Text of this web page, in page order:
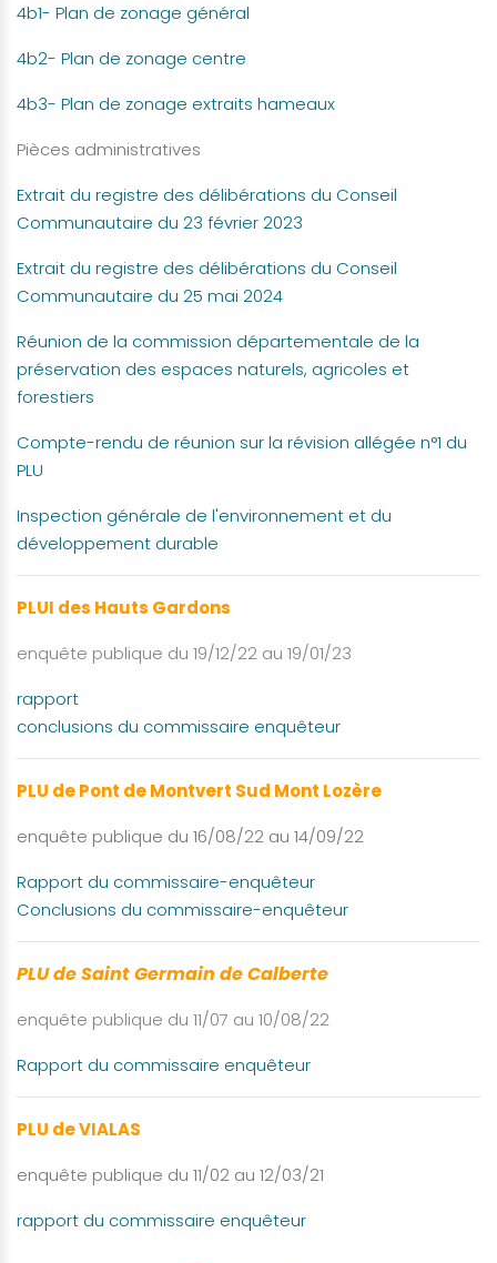
4b1- Plan de zonage général
4b2- Plan de zonage centre
4b3- Plan de zonage extraits hameaux
Pièces administratives
Extrait du registre des délibérations du Conseil
Communautaire du 23 février 2023
Extrait du registre des délibérations du Conseil
Communautaire du 25 mai 2024
Réunion de la commission départementale de la
préservation des espaces naturels, agricoles et
forestiers
Compte-rendu de réunion sur la révision allégée n°1 du
PLU
Inspection générale de l'environnement et du
développement durable
PLUI des Hauts Gardons
enquête publique du 19/12/22 au 19/01/23
rapport
conclusions du commissaire enquêteur
PLU de Pont de Montvert Sud Mont Lozère
enquête publique du 16/08/22 au 14/09/22
Rapport du commissaire-enquêteur
Conclusions du commissaire-enquêteur
PLU de Saint Germain de Calberte
enquête publique du 11/07 au 10/08/22
Rapport du commissaire enquêteur
PLU de VIALAS
enquête publique du 11/02 au 12/03/21
rapport du commissaire enquêteur